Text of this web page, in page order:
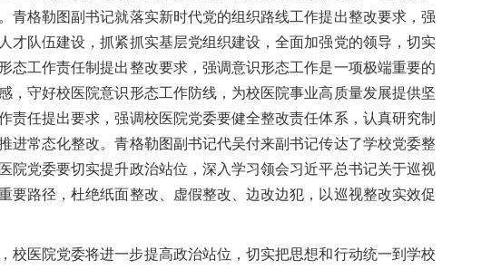
青格勒图副书记就落实新时代党的组织路线工作提出整改要求，强
才队伍建设，抓紧抓实基层党组织建设，全面加强党的领导，切实
态工作责任制提出整改要求，强调意识形态工作是一项极端重要的
，守好校医院意识形态工作防线，为校医院事业高质量发展提供坚
任提出要求，强调校医院党委要健全整改责任体系，认真研究制
进常态化整改。青格勒图副书记代吴付来副书记传达了学校党委整
院党委要切实提升政治站位，深入学习领会习近平总书记关于巡视
要路径，杜绝纸面整改、虚假整改、边改边犯，以巡视整改实效促
校医院党委将进一步提高政治站位，切实把思想和行动统一到学校